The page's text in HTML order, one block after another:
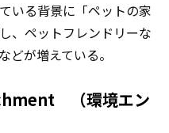
いる背景に「ペットの家
し、ペットフレンドリーな
どが増えている。
（環境エン